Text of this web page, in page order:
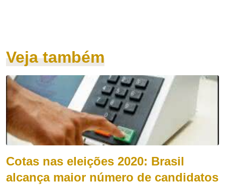
Veja também
Cotas nas eleições 2020: Brasil
alcança maior número de candidatos